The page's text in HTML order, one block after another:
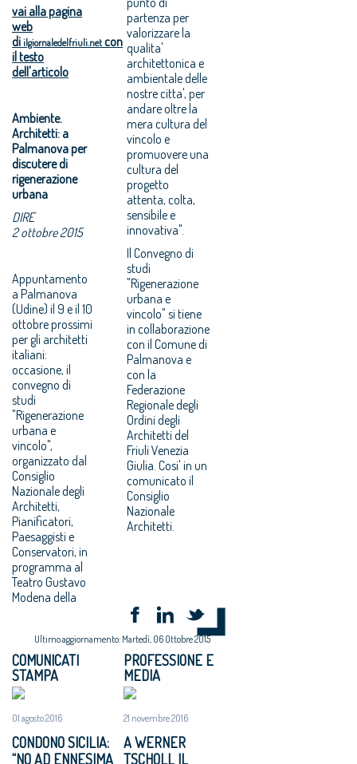
vai alla pagina
web
di ilgiornaledelfriuli.netcon
il testo
dell'articolo
Ambiente.
Architetti: a
Palmanova per
discutere di
rigenerazione
urbana
DIRE
2 ottobre 2015
Appuntamento
a Palmanova
(Udine) il 9 e il 10
ottobre prossimi
per gli architetti
italiani:
occasione, il
convegno di
studi
"Rigenerazione
urbana e
vincolo",
organizzato dal
Consiglio
Nazionale degli
Architetti,
Pianificatori,
Paesaggisti e
Conservatori, in
programma al
Teatro Gustavo
Modena della
partenza per
valorizzare la
qualita'
architettonica e
ambientale delle
nostre citta', per
andare oltre la
mera cultura del
vincolo e
promuovere una
cultura del
progetto
attenta, colta,
sensibile e
innovativa".
Il Convegno di
studi
"Rigenerazione
urbana e
vincolo" si tiene
in collaborazione
con il Comune di
Palmanova e
con la
Federazione
Regionale degli
Ordini degli
Architetti del
Friuli Venezia
Giulia. Cosi' in un
comunicato il
Consiglio
Nazionale
Architetti.
Ultimo aggiornamento: Martedì, 06 Ottobre 2015
COMUNICATI
STAMPA
01 agosto 2016
CONDONO SICILIA:
“NO AD ENNESIMA
PROFESSIONE E
MEDIA
21 novembre 2016
A WERNER
TSCHOLL IL